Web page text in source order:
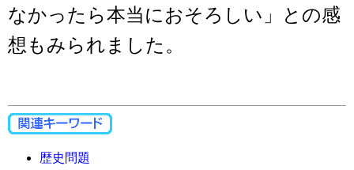
なかったら本当におそろしい」との感
想もみられました。
歴史問題